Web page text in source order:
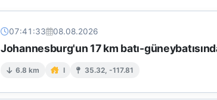
07:41:33 08.08.2026
Johannesburg'un 17 km batı-
6.8 km I 35.32, -117.81